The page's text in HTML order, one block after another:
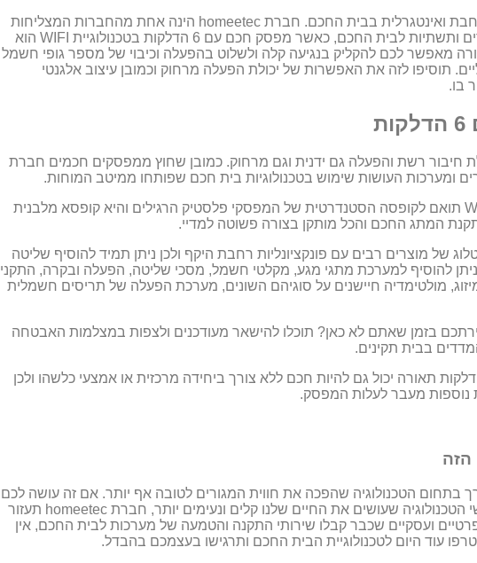
homeetec הינה אחת מהחברות המצליחות
לבית החכם, כאשר מפסק חכם עם 6 הדלקות בטכנולוגיית
WIFI הוא
מאפשר לכם להקליק בנגיעה קלה ולשלוט בהפעלה וכיבוי של מספר גופי חשמל
תוסיפו לזה את האפשרות של יכולת הפעלה מרחוק וכמובן עיצוב אלגנטי
בו.
רשת והפעלה גם ידנית וגם מרחוק. כמובן שחוץ ממפסקים חכמים חברת
ומערכות העושות שימוש בטכנולוגיות בית חכם שפותחו ממיטב המוחות.
תואם לקופסה הסטנדרטית של המפסקי פלסטיק הרגילים והיא קופסא מלבנית
של מוצרים רבים עם פונקציונליות רחבת היקף ולכן ניתן תמיד להוסיף שליטה
החכם של ה-6 הדלקות. ניתן להוסיף למערכת מתגי מגע, מקלטי חשמל, מסכי שליטה, הפעלה ובקרה, התקני
מולטימדיה חיישנים על סוגיהם השונים, מערכת הפעלה של תריסים חשמלית
בזמן שאתם לא כאן? תוכלו להישאר מעודכנים ולצפות במצלמות האבטחה
בבית תקינים.
מפסק 6 הדלקות תאורה יכול גם להיות חכם ללא צורך ביחידה מרכזית או אמצעי כלשהו ולכן
נוספות מעבר לעלות המפסק.
הזה
הטכנולוגיה שהפכה את חווית המגורים לטובה אף יותר. אם זה עושה לכם
שעושים את החיים שלנו קלים ונעימים יותר, חברת homeetec תעזור
ועסקיים שכבר קבלו שירותי התקנה והטמעה של מערכות לבית החכם, אין
עוד היום לטכנולוגיית הבית החכם ותרגישו בעצמכם בהבדל.